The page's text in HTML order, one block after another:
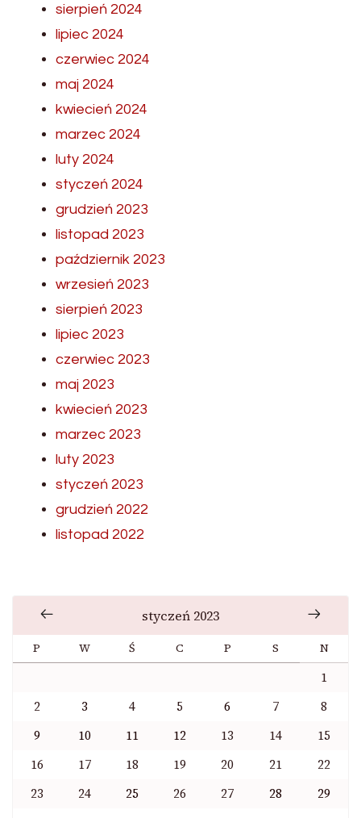
sierpień 2024
lipiec 2024
czerwiec 2024
maj 2024
kwiecień 2024
marzec 2024
luty 2024
styczeń 2024
grudzień 2023
listopad 2023
październik 2023
wrzesień 2023
sierpień 2023
lipiec 2023
czerwiec 2023
maj 2023
kwiecień 2023
marzec 2023
luty 2023
styczeń 2023
grudzień 2022
listopad 2022
styczeń 2023
P W Ś C P S N
1
2
3 4 5 6 7
8
9
10 11 12 13 14
15
16
17 18 19 20 21
22
23
24 25 26 27 28
29